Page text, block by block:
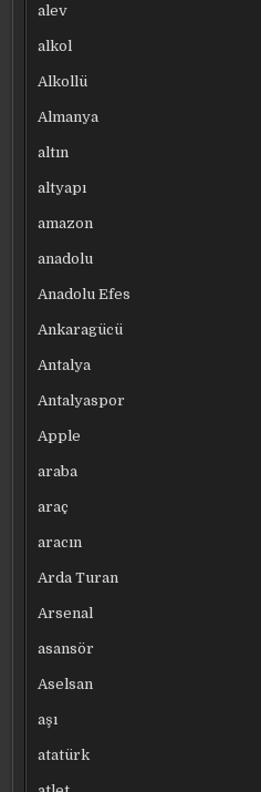
alev
alkol
Alkollü
Almanya
altın
altyapı
amazon
anadolu
Anadolu Efes
Ankaragücü
Antalya
Antalyaspor
Apple
araba
araç
aracın
Arda Turan
Arsenal
asansör
Aselsan
aşı
atatürk